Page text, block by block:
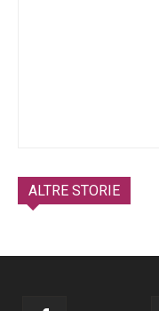
ALTRE STORIE